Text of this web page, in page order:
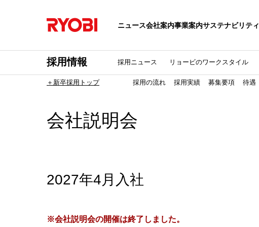
ニュース会社案内事業案内サステナビリティ
採用情報 採用ニュース リョービのワークスタイル
＋新卒採用トップ 採用の流れ 採用実績 募集要項 待遇
会社説明会
2027年4月入社
※会社説明会の開催は終了しました。